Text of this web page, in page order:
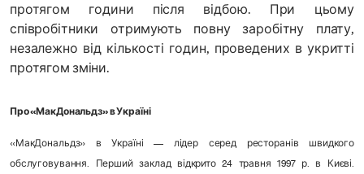
протягом години після відбою. При цьому
співробітники отримують повну заробітну плату,
незалежно від кількості годин, проведених в укритті
протягом зміни.
Про «МакДональдз» в Україні
«МакДональдз» в Україні — лідер серед ресторанів швидкого
обслуговування. Перший заклад відкрито 24 травня 1997 р. в Києві.